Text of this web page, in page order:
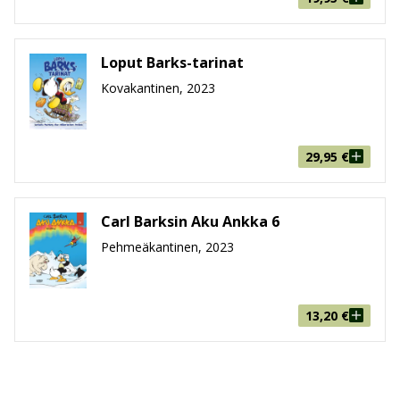
Loput Barks-tarinat
Kovakantinen, 2023
29,95 €
Carl Barksin Aku Ankka 6
Pehmeäkantinen, 2023
13,20 €